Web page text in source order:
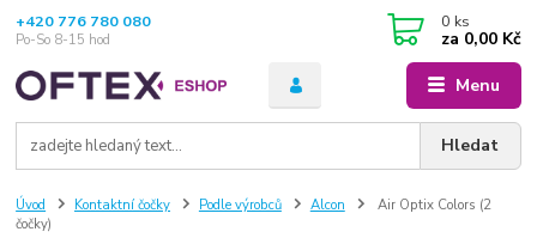
Menu
Hledat
+420 776 780 080
Po-So 8-15 hod
0 ks
za 0,00 Kč
Úvod Kontaktní čočky Podle výrobců Alcon
Air Optix Colors (2
čočky)